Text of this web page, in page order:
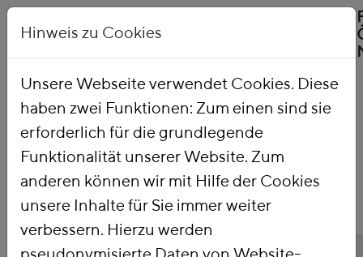
Startseite Publikationen
Titel
Hinweis zu Cookies
Unsere Webseite verwendet Cookies. Diese
haben zwei Funktionen: Zum einen sind sie
erforderlich für die grundlegende
Funktionalität unserer Website. Zum
anderen können wir mit Hilfe der Cookies
unsere Inhalte für Sie immer weiter
verbessern. Hierzu werden